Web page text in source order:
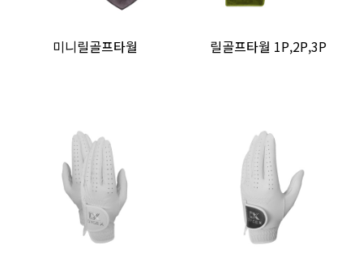
미니릴골프타월 릴골프타월 1P,2P,3P